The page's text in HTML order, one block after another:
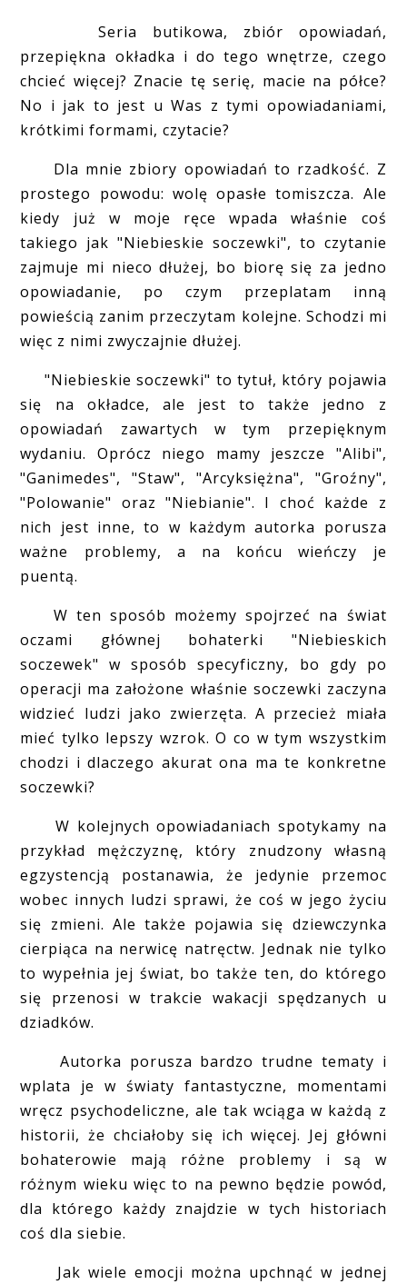
Seria butikowa, zbiór opowiadań,
przepiękna okładka i do tego wnętrze, czego
chcieć więcej? Znacie tę serię, macie na półce?
No i jak to jest u Was z tymi opowiadaniami,
krótkimi formami, czytacie?
Dla mnie zbiory opowiadań to rzadkość. Z
prostego powodu: wolę opasłe tomiszcza. Ale
kiedy już w moje ręce wpada właśnie coś
takiego jak "Niebieskie soczewki", to czytanie
zajmuje mi nieco dłużej, bo biorę się za jedno
opowiadanie, po czym przeplatam inną
powieścią zanim przeczytam kolejne. Schodzi mi
więc z nimi zwyczajnie dłużej.
"Niebieskie soczewki" to tytuł, który pojawia
się na okładce, ale jest to także jedno z
opowiadań zawartych w tym przepięknym
wydaniu. Oprócz niego mamy jeszcze "Alibi",
"Ganimedes", "Staw", "Arcyksiężna", "Groźny",
"Polowanie" oraz "Niebianie". I choć każde z
nich jest inne, to w każdym autorka porusza
ważne problemy, a na końcu wieńczy je
puentą.
W ten sposób możemy spojrzeć na świat
oczami głównej bohaterki "Niebieskich
soczewek" w sposób specyficzny, bo gdy po
operacji ma założone właśnie soczewki zaczyna
widzieć ludzi jako zwierzęta. A przecież miała
mieć tylko lepszy wzrok. O co w tym wszystkim
chodzi i dlaczego akurat ona ma te konkretne
soczewki?
W kolejnych opowiadaniach spotykamy na
przykład mężczyznę, który znudzony własną
egzystencją postanawia, że jedynie przemoc
wobec innych ludzi sprawi, że coś w jego życiu
się zmieni. Ale także pojawia się dziewczynka
cierpiąca na nerwicę natręctw. Jednak nie tylko
to wypełnia jej świat, bo także ten, do którego
się przenosi w trakcie wakacji spędzanych u
dziadków.
Autorka porusza bardzo trudne tematy i
wplata je w światy fantastyczne, momentami
wręcz psychodeliczne, ale tak wciąga w każdą z
historii, że chciałoby się ich więcej. Jej główni
bohaterowie mają różne problemy i są w
różnym wieku więc to na pewno będzie powód,
dla którego każdy znajdzie w tych historiach
coś dla siebie.
Jak wiele emocji można upchnąć w jednej